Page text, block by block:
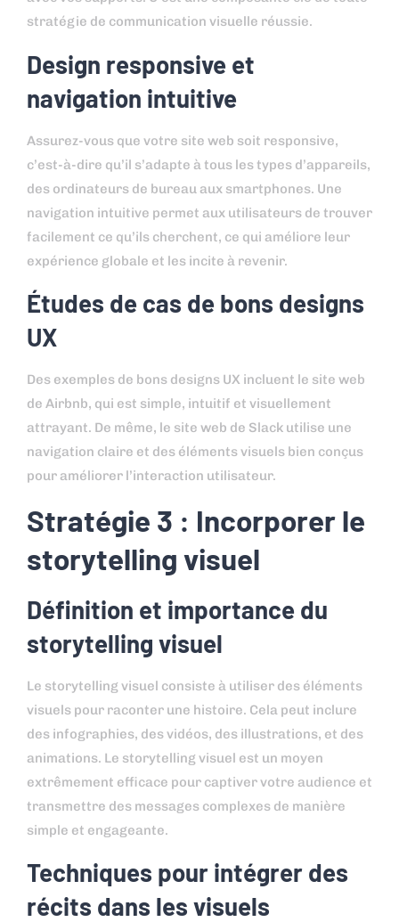
stratégie de communication visuelle réussie.
Design responsive et
navigation intuitive
Assurez-vous que votre site web soit responsive,
c’est-à-dire qu’il s’adapte à tous les types d’appareils,
des ordinateurs de bureau aux smartphones. Une
navigation intuitive permet aux utilisateurs de trouver
facilement ce qu’ils cherchent, ce qui améliore leur
expérience globale et les incite à revenir.
Études de cas de bons designs
UX
Des exemples de bons designs UX incluent le site web
de Airbnb, qui est simple, intuitif et visuellement
attrayant. De même, le site web de Slack utilise une
navigation claire et des éléments visuels bien conçus
pour améliorer l’interaction utilisateur.
Stratégie 3 : Incorporer le
storytelling visuel
Définition et importance du
storytelling visuel
Le storytelling visuel consiste à utiliser des éléments
visuels pour raconter une histoire. Cela peut inclure
des infographies, des vidéos, des illustrations, et des
animations. Le storytelling visuel est un moyen
extrêmement efficace pour captiver votre audience et
transmettre des messages complexes de manière
simple et engageante.
Techniques pour intégrer des
récits dans les visuels